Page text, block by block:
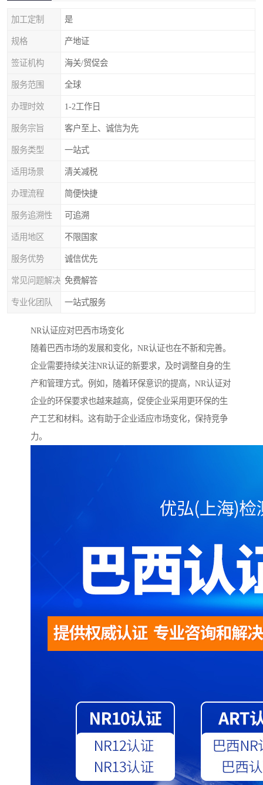
加工定制 是
规格 产地证
签证机构 海关/贸促会
服务范围 全球
办理时效 1-2工作日
服务宗旨 客户至上、诚信为先
服务类型 一站式
适用场景 清关减税
办理流程 简便快捷
服务追溯性 可追溯
适用地区 不限国家
服务优势 诚信优先
常见问题解决 免费解答
专业化团队 一站式服务
NR认证应对巴西市场变化
随着巴西市场的发展和变化，NR认证也在不新和完善。
企业需要持续关注NR认证的新要求，及时调整自身的生
产和管理方式。例如，随着环保意识的提高，NR认证对
企业的环保要求也越来越高，促使企业采用更环保的生
产工艺和材料。这有助于企业适应市场变化，保持竞争
力。